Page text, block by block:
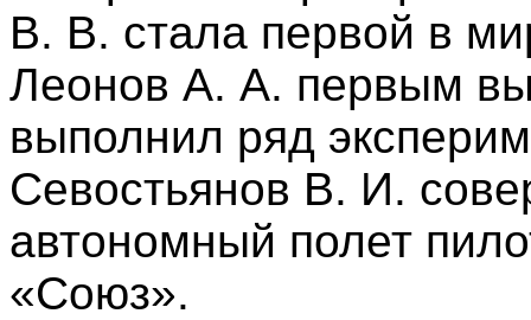
В. В. стала первой в
Леонов А. А. первым
выполнил ряд
Севостьянов В. И.
автономный полет
«Союз».